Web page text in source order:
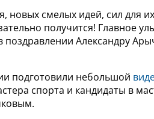
новых смелых идей, сил для
получится! Главное
поздравлении Александру
подготовили небольшой
спорта и кандидаты в